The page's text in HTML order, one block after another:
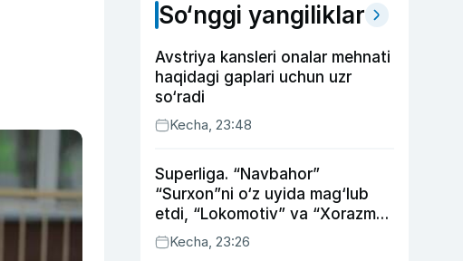
So‘nggi yangiliklar
Avstriya kansleri onalar mehnati
haqidagi gaplari uchun uzr
so‘radi
Kecha, 23:48
Superliga. “Navbahor”
“Surxon”ni o‘z uyida mag‘lub
etdi, “Lokomotiv” va “Xorazm”
uyda g‘alaba qozondi
Kecha, 23:26